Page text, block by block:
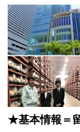
くだ
談
動支援
て
学 応募期間 例年3～4
年50
似
象年齢
学
あ
み
要
研
人：450,046人（15.9％） ③韓国人：416,389人（14.7％） ④フィ
人：277,341人（9.8％） ⑤ブラジル人：206,365人（7.3％） そして、
国人の多い都道府県は次のよう
1 東京都 541,807 19.2 2 愛知県 269,685 9.6 3 大阪府 250,071 8.9 4 神奈川
県 230,301 8.2 5 埼玉県 198,548 7.0 6 千葉県 168,048 6.0 7 兵庫県
113,772 4.0 8 静岡県 99,143 3.5 都会暮らしのメリットとデメリット 東京
23区に住んでいたとき
にお店の充実ぶりはす
外国人店員も多く、携
えるケースも多いです。 それでは、外国人が日本の都会で暮らす
のメリットとデメリットをまとめま
★基本情報＝